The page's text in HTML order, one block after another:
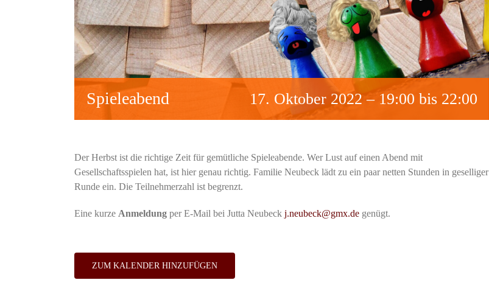
Spieleabend 17. Oktober 2022 – 19:00 bis 22:00
Der Herbst ist die richtige Zeit für gemütliche Spieleabende. Wer Lust auf einen Abend mit
Gesellschaftsspielen hat, ist hier genau richtig. Familie Neubeck lädt zu ein paar netten Stunden in geselliger
Runde ein. Die Teilnehmerzahl ist begrenzt.
Eine kurze Anmeldung per E-Mail bei Jutta Neubeck j.neubeck@gmx.de genügt.
ZUM KALENDER HINZUFÜGEN